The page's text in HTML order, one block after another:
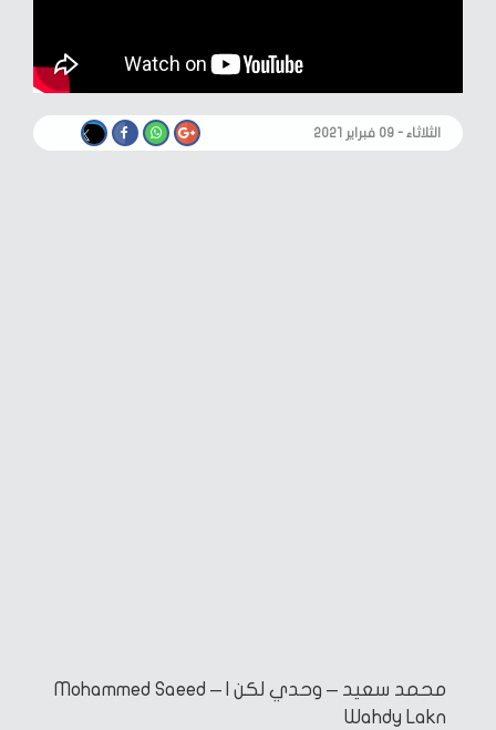
الثلاثاء - ٠٩ فبراير ٢٠٢١
محمد سعيد – وحدي لكن | Mohammed Saeed –
Wahdy Lakn